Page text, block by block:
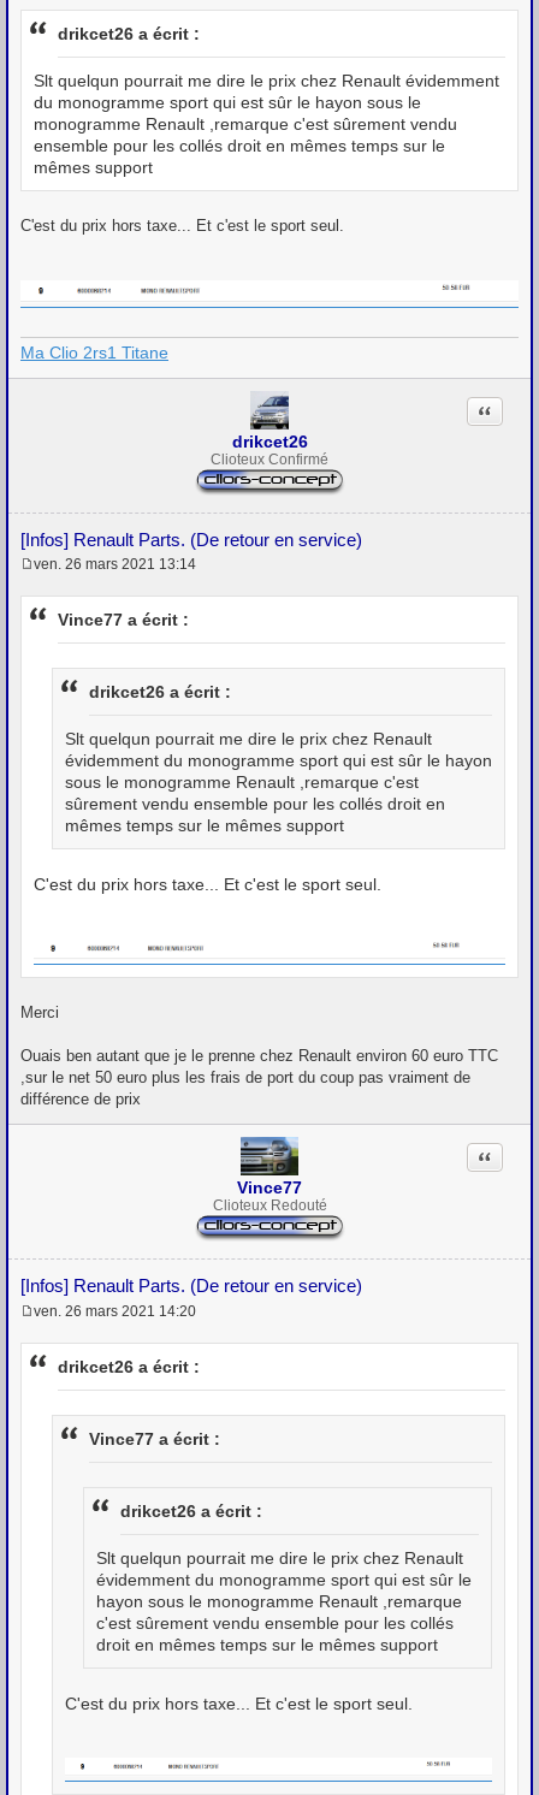
e
s
g
e
drikcet26 a écrit :
Slt quelqun pourrait me dire le prix chez Renault évidemment
du monogramme sport qui est sûr le hayon sous le
monogramme Renault ,remarque c'est sûrement vendu
ensemble pour les collés droit en mêmes temps sur le
mêmes support
C'est du prix hors taxe... Et c'est le sport seul.
Ma Clio 2rs1 Titane
drikcet26
Clioteux Confirmé
[Infos] Renault Parts. (De retour en service)
Citation
e
s
ven. 26 mars 2021 13:14
Vince77 a écrit :
drikcet26 a écrit :
Slt quelqun pourrait me dire le prix chez Renault
évidemment du monogramme sport qui est sûr le hayon
sous le monogramme Renault ,remarque c'est
sûrement vendu ensemble pour les collés droit en
mêmes temps sur le mêmes support
C'est du prix hors taxe... Et c'est le sport seul.
Merci
Ouais ben autant que je le prenne chez Renault environ 60 euro TTC
,sur le net 50 euro plus les frais de port du coup pas vraiment de
différence de prix
Vince77
Clioteux Redouté
[Infos] Renault Parts. (De retour en service)
Citation
e
s
ven. 26 mars 2021 14:20
drikcet26 a écrit :
Vince77 a écrit :
drikcet26 a écrit :
Slt quelqun pourrait me dire le prix chez Renault
évidemment du monogramme sport qui est sûr le
hayon sous le monogramme Renault ,remarque
c'est sûrement vendu ensemble pour les collés
droit en mêmes temps sur le mêmes support
C'est du prix hors taxe... Et c'est le sport seul.